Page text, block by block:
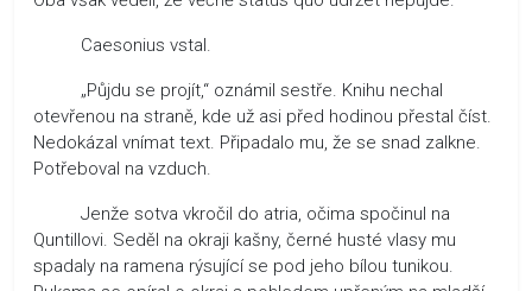
Caesonius vstal.
„Půjdu se projít,“ oznámil sestře. Knihu nechal
otevřenou na straně, kde už asi před hodinou přestal číst.
Nedokázal vnímat text. Připadalo mu, že se snad zalkne.
Potřeboval na vzduch.
Jenže sotva vkročil do atria, očima spočinul na
Quntillovi. Seděl na okraji kašny, černé husté vlasy mu
spadaly na ramena rýsující se pod jeho bílou tunikou.